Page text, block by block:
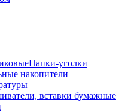
уголки
накопители
вставки бумажные